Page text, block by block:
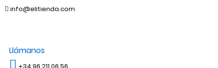
info@elitienda.com
Llámanos